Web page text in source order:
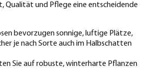
Qualität und Pflege eine entscheidende
bevorzugen sonnige, luftige Plätze,
je nach Sorte auch im Halbschatten
Sie auf robuste, winterharte Pflanzen